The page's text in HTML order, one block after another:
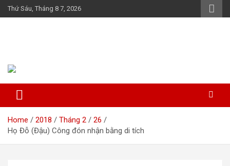
Skip
to
Thứ Sáu, Tháng 8 7, 2026
Home 2018 Tháng 2
26
Họ Đỗ (Đậu) Công đón nhận bằng di tích